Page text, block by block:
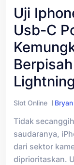
Uji
Usb-C
Slot Online
Tidak
saudaranya,
dari sektor
diprioritaskan.